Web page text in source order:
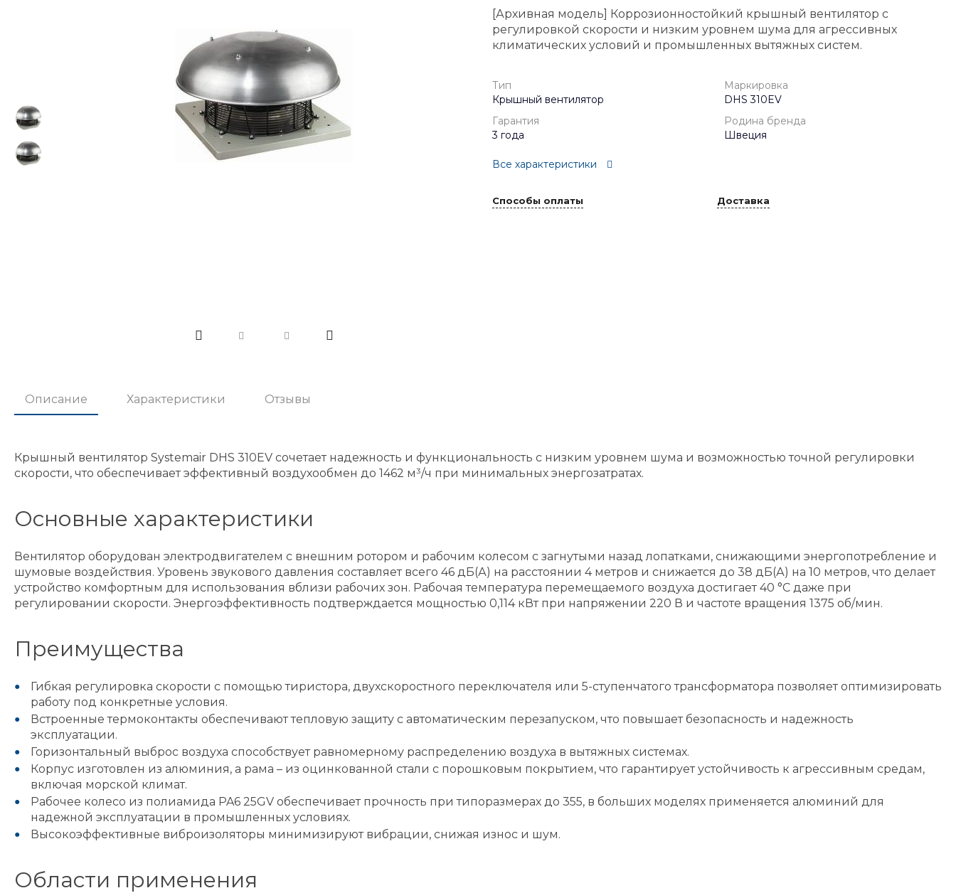
[Архивная модель] Коррозионностойкий крышный вентилятор с
регулировкой скорости и низким уровнем шума для агрессивных
климатических условий и промышленных вытяжных систем.
Тип
Крышный вентилятор
Маркировка
DHS 310EV
Гарантия
3 года
Родина бренда
Швеция
Все характеристики
Способы оплаты Доставка
Описание Характеристики Отзывы
Крышный вентилятор Systemair DHS 310EV сочетает надежность и функциональность с низким уровнем шума и возможностью точной регулировки
скорости, что обеспечивает эффективный воздухообмен до 1462 м³/ч при минимальных энергозатратах.
Основные характеристики
Вентилятор оборудован электродвигателем с внешним ротором и рабочим колесом с загнутыми назад лопатками, снижающими энергопотребление и
шумовые воздействия. Уровень звукового давления составляет всего 46 дБ(А) на расстоянии 4 метров и снижается до 38 дБ(А) на 10 метров, что делает
устройство комфортным для использования вблизи рабочих зон. Рабочая температура перемещаемого воздуха достигает 40 °C даже при
регулировании скорости. Энергоэффективность подтверждается мощностью 0,114 кВт при напряжении 220 В и частоте вращения 1375 об/мин.
Преимущества
Гибкая регулировка скорости с помощью тиристора, двухскоростного переключателя или 5-ступенчатого трансформатора позволяет оптимизировать
работу под конкретные условия.
Встроенные термоконтакты обеспечивают тепловую защиту с автоматическим перезапуском, что повышает безопасность и надежность
эксплуатации.
Горизонтальный выброс воздуха способствует равномерному распределению воздуха в вытяжных системах.
Корпус изготовлен из алюминия, а рама – из оцинкованной стали с порошковым покрытием, что гарантирует устойчивость к агрессивным средам,
включая морской климат.
Рабочее колесо из полиамида PA6 25GV обеспечивает прочность при типоразмерах до 355, в больших моделях применяется алюминий для
надежной эксплуатации в промышленных условиях.
Высокоэффективные виброизоляторы минимизируют вибрации, снижая износ и шум.
Области применения